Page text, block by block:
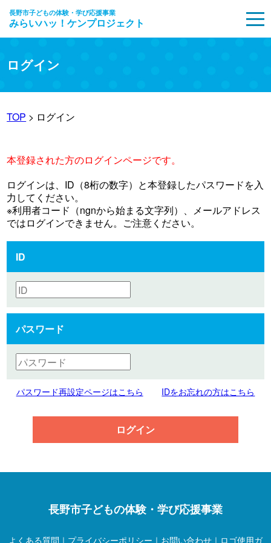
長野市子どもの体験・学び応援事業
みらいハッ！ケンプロジェクト
ログイン
TOP > ログイン
本登録された方のログインページです。
ログインは、ID（8桁の数字）と本登録したパスワードを入
力してください。
※利用者コード（ngnから始まる文字列）、メールアドレス
ではログインできません。ご注意ください。
ID
パスワード
パスワード再設定ページはこちら IDをお忘れの方はこちら
ログイン
長野市子どもの体験・学び応援事業
よくある質問 ｜ プライバシーポリシー ｜ お問い合わせ ｜ ロゴ使用ガ